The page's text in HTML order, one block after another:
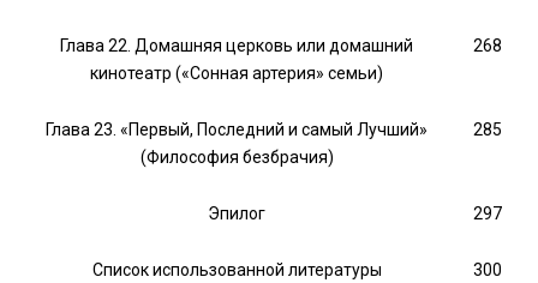
Глава 22. Домашняя церковь или домашний
кинотеатр («Сонная артерия» семьи)
268
Глава 23. «Первый, Последний и самый Лучший»
(Философия безбрачия)
285
Эпилог 297
Список использованной литературы 300